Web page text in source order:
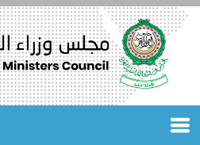
الرئيسية